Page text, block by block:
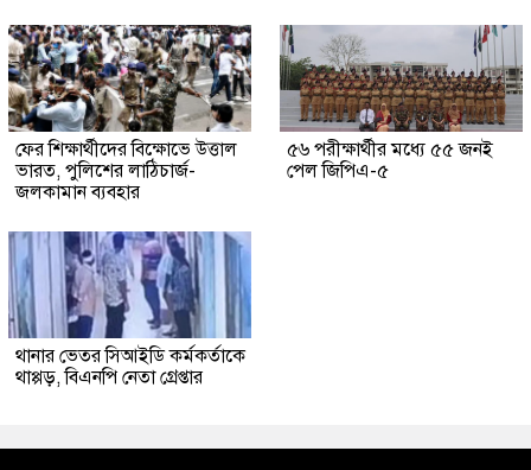
ফের শিক্ষার্থীদের বিক্ষোভে উত্তাল
ভারত, পুলিশের লাঠিচার্জ-
জলকামান ব্যবহার
৫৬ পরীক্ষার্থীর মধ্যে ৫৫ জনই
পেল জিপিএ-৫
থানার ভেতর সিআইডি কর্মকর্তাকে
থাপ্পড়, বিএনপি নেতা গ্রেপ্তার